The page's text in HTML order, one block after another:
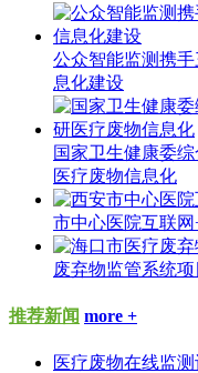
公众智能监测携
息化建设
国家卫生健康委
医疗废物信息化
市中心医院互联
废弃物监管系统
推荐新闻 more +
医疗废物在线监